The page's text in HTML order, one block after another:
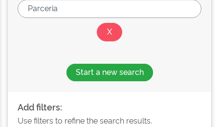
Start a new search
Add filters:
Use filters to refine the search results.